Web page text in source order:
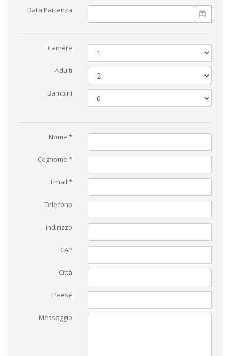
Data Partenza
Camere
Adulti
Bambini
Nome *
Cognome *
Email *
Telefono
Indirizzo
CAP
Città
Paese
Messaggio